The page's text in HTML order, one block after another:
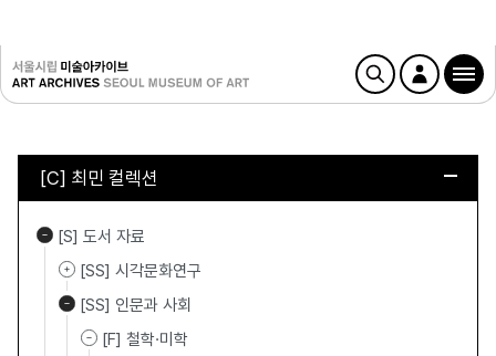
[C] 최민 컬렉션
[S] 도서 자료
[SS] 시각문화연구
[SS] 인문과 사회
[F] 철학·미학